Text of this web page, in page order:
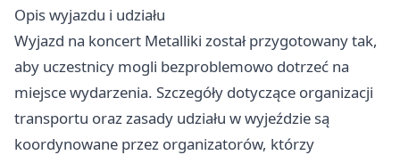
Opis wyjazdu i udziału
Wyjazd na koncert Metalliki został przygotowany tak,
aby uczestnicy mogli bezproblemowo dotrzeć na
miejsce wydarzenia. Szczegóły dotyczące organizacji
transportu oraz zasady udziału w wyjeździe są
koordynowane przez organizatorów, którzy